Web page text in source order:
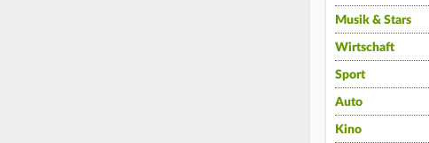
Musik & Stars
Wirtschaft
Sport
Auto
Kino